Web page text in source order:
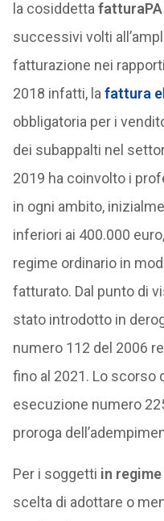
la cosiddetta fatturaPA
successivi volti
fatturazione nei
2018 infatti, la fattura
obbligatoria per i
dei subappalti nel
2019 ha coinvolto i
in ogni ambito,
inferiori ai 400.000
regime ordinario in
fatturato. Dal punto di
stato introdotto in
numero 112 del 2006
fino al 2021. Lo scorso
esecuzione numero
proroga
Per i soggetti in
scelta di adottare o